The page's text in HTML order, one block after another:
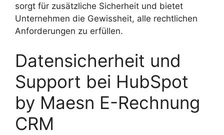
sorgt für zusätzliche Sicherheit und bietet
Unternehmen die Gewissheit, alle rechtlichen
Anforderungen zu erfüllen.
Datensicherheit und
Support bei HubSpot
by Maesn E-Rechnung
CRM